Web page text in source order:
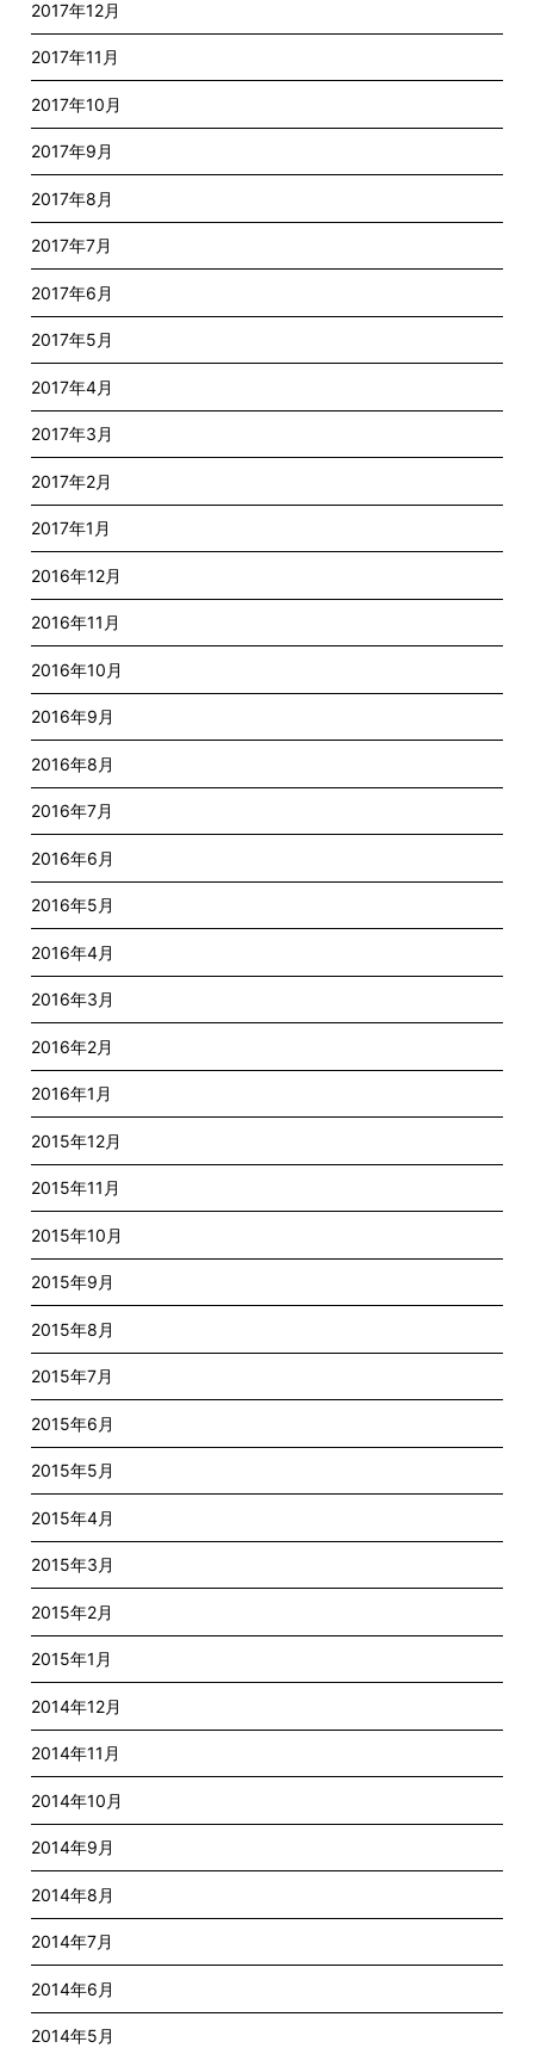
2017年12月
2017年11月
2017年10月
2017年9月
2017年8月
2017年7月
2017年6月
2017年5月
2017年4月
2017年3月
2017年2月
2017年1月
2016年12月
2016年11月
2016年10月
2016年9月
2016年8月
2016年7月
2016年6月
2016年5月
2016年4月
2016年3月
2016年2月
2016年1月
2015年12月
2015年11月
2015年10月
2015年9月
2015年8月
2015年7月
2015年6月
2015年5月
2015年4月
2015年3月
2015年2月
2015年1月
2014年12月
2014年11月
2014年10月
2014年9月
2014年8月
2014年7月
2014年6月
2014年5月